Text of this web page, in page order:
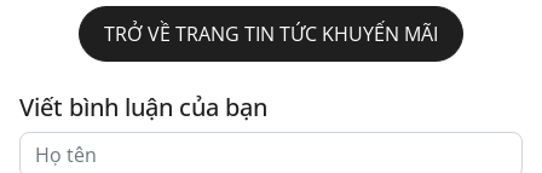
TRỞ VỀ TRANG TIN TỨC KHUYẾN MÃI
Viết bình luận của bạn